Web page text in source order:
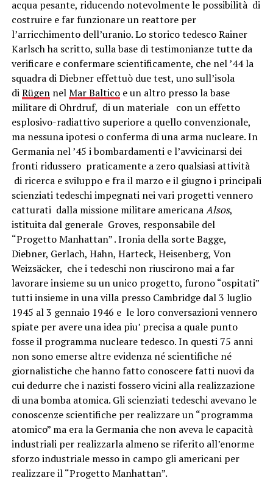
acqua pesante, riducendo notevolmente le possibilità di
costruire e far funzionare un reattore per
l’arricchimento dell’uranio. Lo storico tedesco Rainer
Karlsch ha scritto, sulla base di testimonianze tutte da
verificare e confermare scientificamente, che nel ’44 la
squadra di Diebner effettuò due test, uno sull’isola
diRügennelMar Balticoe un altro presso la base
militare di Ohrdruf, di un materiale con un effetto
esplosivo-radiattivo superiore a quello convenzionale,
ma nessuna ipotesi o conferma di una arma nucleare. In
Germania nel ’45 i bombardamenti e l’avvicinarsi dei
fronti ridussero praticamente a zero qualsiasi attività
di ricerca e sviluppo e fra il marzo e il giugno i principali
scienziati tedeschi impegnati nei vari progetti vennero
catturati dalla missione militare americanaAlsos,
istituita dal generale Groves, responsabile del
“Progetto Manhattan” . Ironia della sorte Bagge,
Diebner, Gerlach, Hahn, Harteck, Heisenberg, Von
Weizsäcker, che i tedeschi non riuscirono mai a far
lavorare insieme su un unico progetto, furono “ospitati”
tutti insieme in una villa presso Cambridge dal 3 luglio
1945 al 3 gennaio 1946 e le loro conversazioni vennero
spiate per avere una idea piu’ precisa a quale punto
fosse il programma nucleare tedesco. In questi 75 anni
non sono emerse altre evidenza né scientifiche né
giornalistiche che hanno fatto conoscere fatti nuovi da
cui dedurre che i nazisti fossero vicini alla realizzazione
di una bomba atomica. Gli scienziati tedeschi avevano le
conoscenze scientifiche per realizzare un “programma
atomico” ma era la Germania che non aveva le capacità
industriali per realizzarla almeno se riferito all’enorme
sforzo industriale messo in campo gli americani per
realizzare il “Progetto Manhattan”.